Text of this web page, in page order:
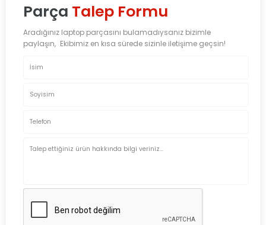
Parça Talep Formu
Aradığınız laptop parçasını bulamadıysanız bizimle
paylaşın, Ekibimiz en kısa sürede sizinle iletişime geçsin!